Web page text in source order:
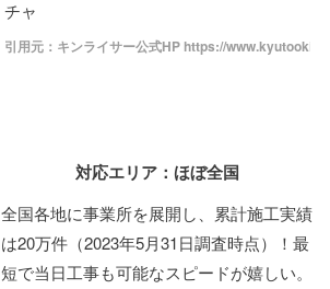
引用元：キンライサー公式HP https://
対応エリア：ほぼ全国
全国各地に事業所を展開し、累計施工実績
は20万件（2023年5月31日調査時点）！最
短で当日工事も可能なスピードが嬉しい。